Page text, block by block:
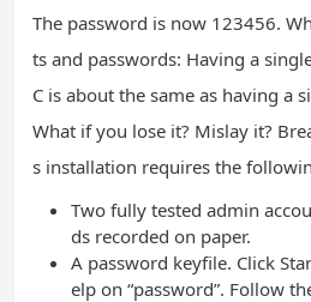
The password is now 123456.
ts and passwords: Having a
C is about the same as having a
What if you lose it? Mislay it?
s installation requires the
Two fully tested admin
ds recorded on paper.
A password keyfile. Click
elp on “password”. Follow